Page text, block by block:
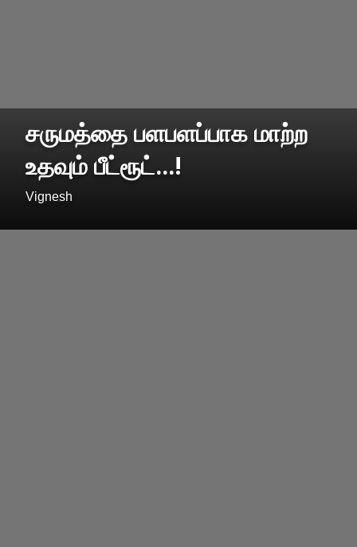
சருமத்தை பளபளப்பாக மாற்ற
உதவும் பீட்ரூட்...!
Vignesh